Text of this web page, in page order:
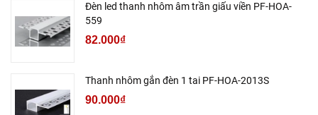
Đèn led thanh nhôm âm trần giấu viền PF-HOA-
559
82.000₫
Thanh nhôm gắn đèn 1 tai PF-HOA-2013S
90.000₫